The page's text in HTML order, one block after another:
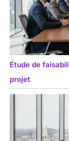
Étude de
projet